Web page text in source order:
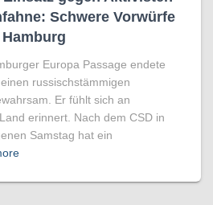
Schwere Vorwürfe
Europa Passage endete
russischstämmigen
Er fühlt sich an
erinnert. Nach dem CSD in
Samstag hat ein